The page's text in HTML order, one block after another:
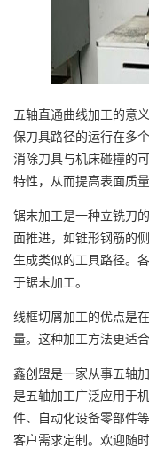
五轴直通曲线加工的意
保刀具路径的运行在多
消除刀具与机床碰撞的
特性，从而提高表面质量
锯末加工是一种立铣刀
面推进，如锥形钢筋的
生成类似的工具路径。
于锯末加工。
线框切屑加工的优点是
量。这种加工方法更适
鑫创盟是一家从事五轴
是五轴加工广泛应用于
件、自动化设备零部件
客户需求定制。欢迎随